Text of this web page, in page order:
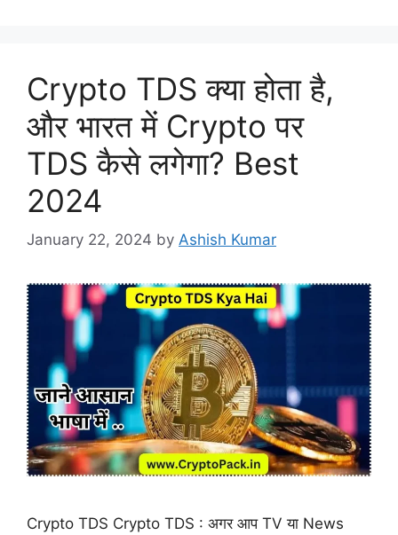
Crypto TDS क्या होता है,
और भारत में Crypto पर
TDS कैसे लगेगा? Best
2024
January 22, 2024 by Ashish Kumar
Crypto TDS Crypto TDS : अगर आप TV या News